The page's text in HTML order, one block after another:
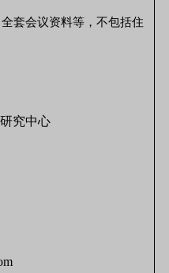
全套会议资料等，不包括住
究中心